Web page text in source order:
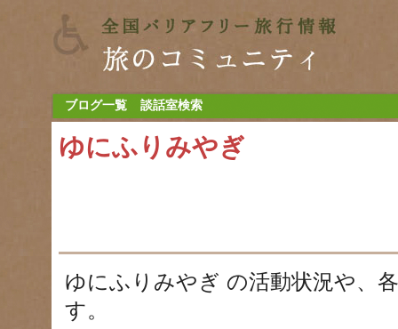
ブログ一覧 談話室検索
ゆにふりみやぎ
ゆにふりみやぎ の活動状況や、
す。